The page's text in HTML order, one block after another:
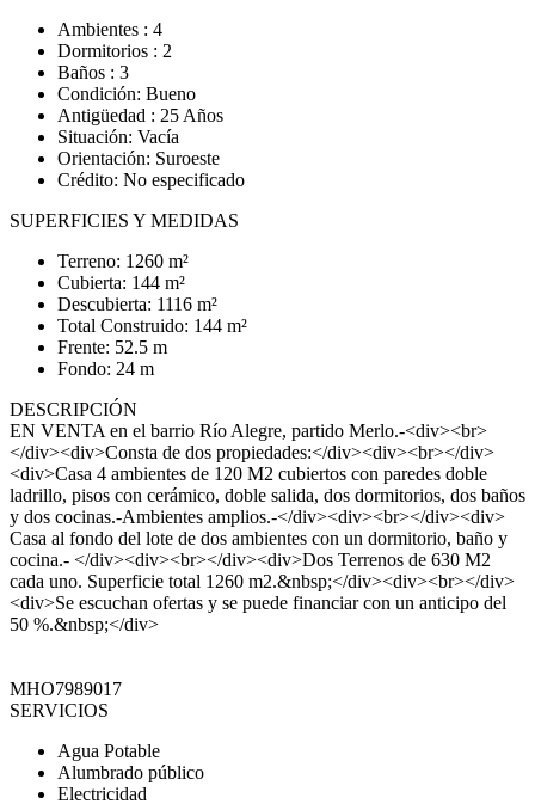
Ambientes : 4
Dormitorios : 2
Baños : 3
Condición: Bueno
Antigüedad : 25 Años
Situación: Vacía
Orientación: Suroeste
Crédito: No especificado
SUPERFICIES Y MEDIDAS
Terreno: 1260 m²
Cubierta: 144 m²
Descubierta: 1116 m²
Total Construido: 144 m²
Frente: 52.5 m
Fondo: 24 m
DESCRIPCIÓN
EN VENTA en el barrio Río Alegre, partido Merlo.-<div><br>
</div><div>Consta de dos propiedades:</div><div><br></div>
<div>Casa 4 ambientes de 120 M2 cubiertos con paredes doble
ladrillo, pisos con cerámico, doble salida, dos dormitorios, dos baños
y dos cocinas.-Ambientes amplios.-</div><div><br></div><div>
Casa al fondo del lote de dos ambientes con un dormitorio, baño y
cocina.- </div><div><br></div><div>Dos Terrenos de 630 M2
cada uno. Superficie total 1260 m2.&nbsp;</div><div><br></div>
<div>Se escuchan ofertas y se puede financiar con un anticipo del
50 %.&nbsp;</div>
MHO7989017
SERVICIOS
Agua Potable
Alumbrado público
Electricidad